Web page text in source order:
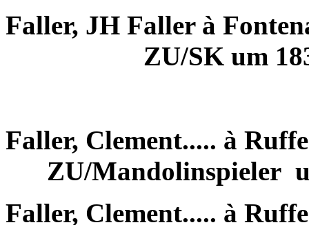
Faller, JH Faller à
ZU/SK um
Faller, Clement..... à
ZU/Mandolinspieler
Faller, Clement..... à